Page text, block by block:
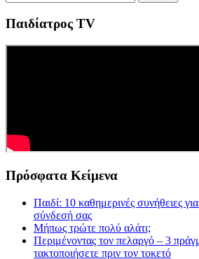
Παιδίατρος TV
Πρόσφατα Κείμενα
Παιδί: 10 καθημερινές συνήθειες
σύνδεσή σας
Μήπως τρώτε πολύ αλάτι;
Περιμένοντας τον πελαργό – 3
τακτοποιήσετε πριν τον τοκετό